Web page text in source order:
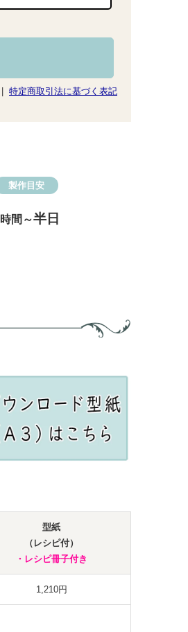
特定商取引法に基づく表記
製作目安
時間～半日
型紙
（レシピ付）
・レシピ冊子付き
1,210円